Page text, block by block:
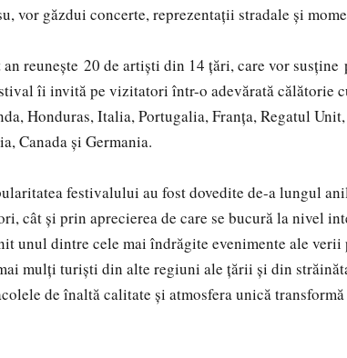
vor găzdui concerte, reprezentații stradale și
reunește 20 de artiști din 14 țări, care vor susține
îi invită pe vizitatori într-o adevărată călătorie
Honduras, Italia, Portugalia, Franța, Regatul
Canada și Germania.
festivalului au fost dovedite de-a lungul
cât și prin aprecierea de care se bucură la nivel
unul dintre cele mai îndrăgite evenimente ale verii
mulți turiști din alte regiuni ale țării și din
de înaltă calitate și atmosfera unică